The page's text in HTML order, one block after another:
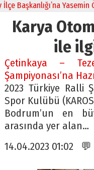
Başkanlığı’na Yasemin
Karya
ile
Çetinkaya –
Şampiyonası’na
2023 Türkiye Ralli
Spor Kulübü
Bodrum’un en
arasında yer alan…
14.04.2023 01:02